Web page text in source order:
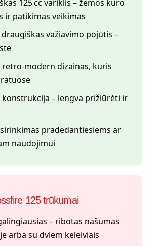
125 cc variklis – žemos kuro
ir patikimas veikimas
važiavimo pojūtis –
retro-modern dizainas, kuris
konstrukcija – lengva prižiūrėti ir
pradedantiesiems ar
naudojimui
125 trūkumai
– ribotas našumas
arba su dviem keleiviais